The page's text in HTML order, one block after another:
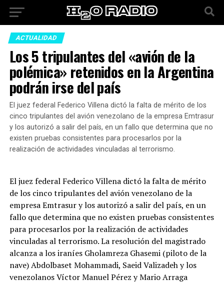
ACTUALIDAD
Los 5 tripulantes del «avión de la
polémica» retenidos en la Argentina
podrán irse del país
El juez federal Federico Villena dictó la falta de mérito de los
cinco tripulantes del avión venezolano de la empresa Emtrasur
y los autorizó a salir del país, en un fallo que determina que no
existen pruebas consistentes para procesarlos por la
realización de actividades vinculadas al terrorismo.
El juez federal Federico Villena dictó la falta de mérito
de los cinco tripulantes del avión venezolano de la
empresa Emtrasur y los autorizó a salir del país, en un
fallo que determina que no existen pruebas consistentes
para procesarlos por la realización de actividades
vinculadas al terrorismo. La resolución del magistrado
alcanza a los iraníes Gholamreza Ghasemi (piloto de la
nave) Abdolbaset Mohammadi, Saeid Valizadeh y los
venezolanos Víctor Manuel Pérez y Mario Arraga